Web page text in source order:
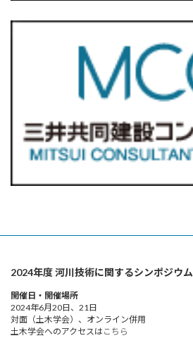
2024年度 河川技術に関するシンポジウム
開催日・開催場所
2024年6月20日、21日
対面（土木学会）、オンライン併用
土木学会へのアクセスはこちら